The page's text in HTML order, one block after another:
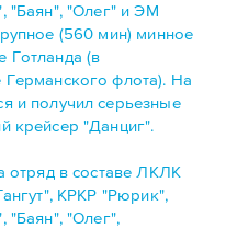
"Баян", "Олег" и ЭМ
(560 мин) минное
Готланда (в
флота). На
и получил серьезные
крейсер "Данциг".
отряд в составе ЛКЛК
КРКР "Рюрик",
"Баян", "Олег",